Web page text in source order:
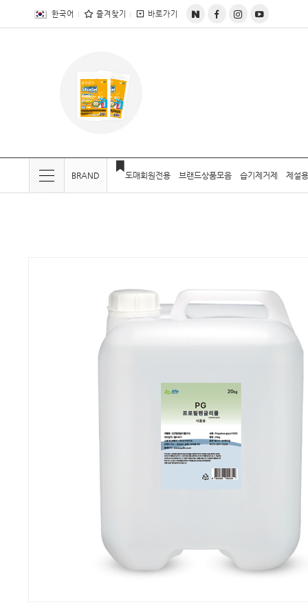
한국어 즐겨찾기 바로가기
BRAND 도매회원전용 브랜드상품모음 습기제거제 제설